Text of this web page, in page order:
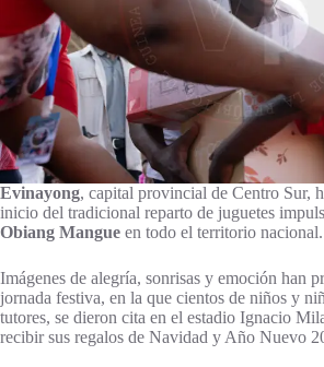
Evinayong, capital provincial de Centro Sur,
inicio del tradicional reparto de juguetes
Obiang Mangue en todo el territorio nacional.
Imágenes de alegría, sonrisas y emoción han
jornada festiva, en la que cientos de niños y
tutores, se dieron cita en el estadio Ignacio
recibir sus regalos de Navidad y Año Nuevo